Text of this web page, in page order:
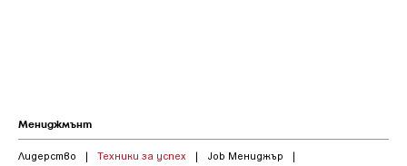
Мениджмънт
Лидерство | Техники за успех | Job Мениджър |